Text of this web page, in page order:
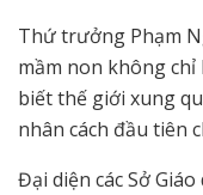
Thứ trưởng Phạm
mầm non không
biết thế giới xung
nhân cách đầu tiên
Đại diện các Sở